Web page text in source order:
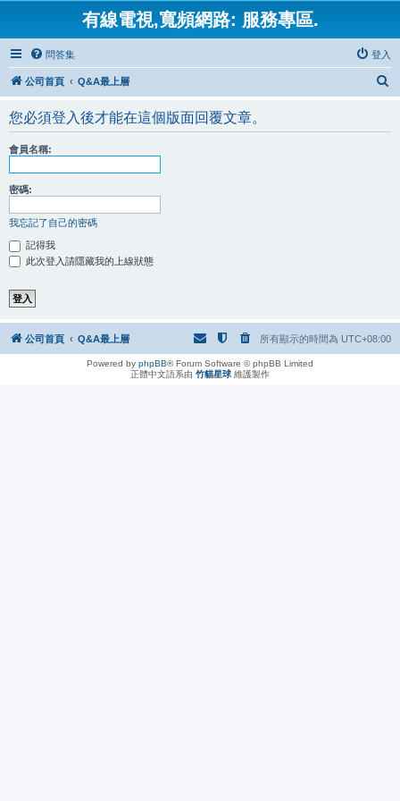
有線電視,寬頻網路: 服務專區.
問答集 登入
公司首頁 Q&A最上層
您必須登入後才能在這個版面回覆文章。
會員名稱:
密碼:
我忘記了自己的密碼
記得我
此次登入請隱藏我的上線狀態
公司首頁 Q&A最上層 所有顯示的時間為 UTC+08:00
Powered by phpBB® Forum Software © phpBB Limited
正體中文語系由 竹貓星球 維護製作